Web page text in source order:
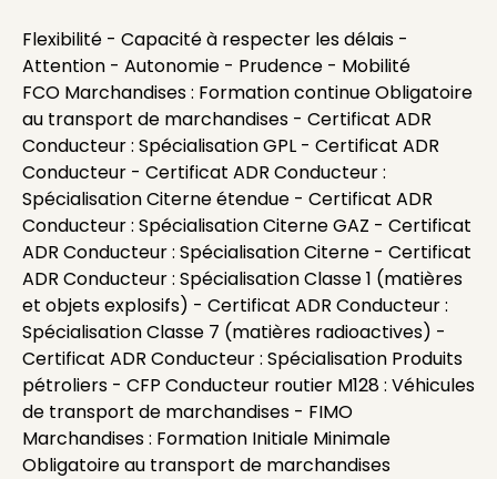
Flexibilité - Capacité à respecter les délais -
Attention - Autonomie - Prudence - Mobilité
FCO Marchandises : Formation continue Obligatoire
au transport de marchandises - Certificat ADR
Conducteur : Spécialisation GPL - Certificat ADR
Conducteur - Certificat ADR Conducteur :
Spécialisation Citerne étendue - Certificat ADR
Conducteur : Spécialisation Citerne GAZ - Certificat
ADR Conducteur : Spécialisation Citerne - Certificat
ADR Conducteur : Spécialisation Classe 1 (matières
et objets explosifs) - Certificat ADR Conducteur :
Spécialisation Classe 7 (matières radioactives) -
Certificat ADR Conducteur : Spécialisation Produits
pétroliers - CFP Conducteur routier M128 : Véhicules
de transport de marchandises - FIMO
Marchandises : Formation Initiale Minimale
Obligatoire au transport de marchandises